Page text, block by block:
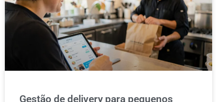
Gestão de delivery para pequenos